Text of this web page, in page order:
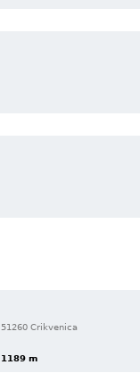
51260 Crikvenica
1189 m